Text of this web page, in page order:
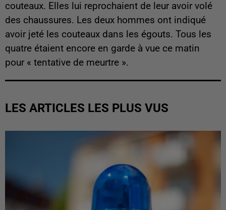
couteaux. Elles lui reprochaient de leur avoir volé
des chaussures. Les deux hommes ont indiqué
avoir jeté les couteaux dans les égouts. Tous les
quatre étaient encore en garde à vue ce matin
pour « tentative de meurtre ».
LES ARTICLES LES PLUS VUS